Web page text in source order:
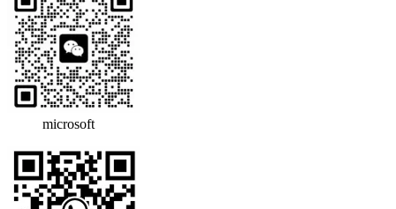
microsoft